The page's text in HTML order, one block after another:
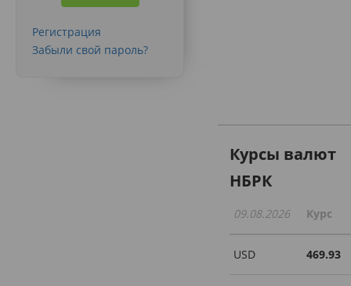
Регистрация
Забыли свой пароль?
Курсы валют
НБРК
09.08.2026 Курс
USD 469.93